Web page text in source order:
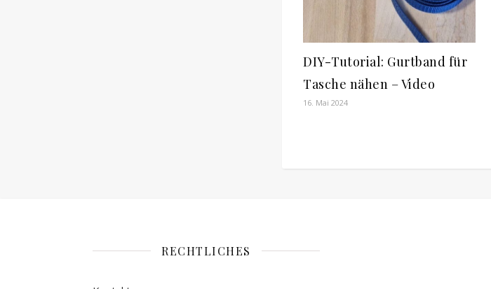
DIY-Tutorial: Gurtband für
Tasche nähen – Video
16. Mai 2024
RECHTLICHES